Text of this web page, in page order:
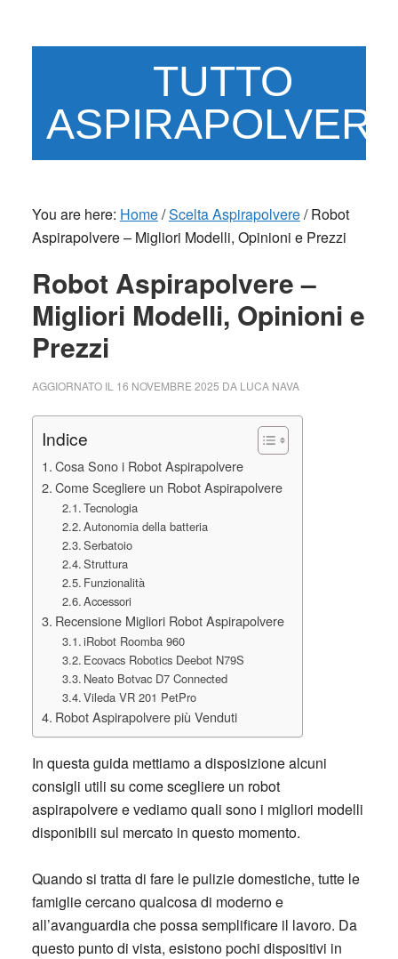
TUTTO
You are here: Home/Scelta Aspirapolvere/Robot
Aspirapolvere – Migliori Modelli, Opinioni e Prezzi
Robot Aspirapolvere –
Migliori Modelli, Opinioni e
Prezzi
AGGIORNATO IL 16 NOVEMBRE 2025 DA LUCA NAVA
Indice
Cosa Sono i Robot Aspirapolvere
Come Scegliere un Robot Aspirapolvere
Tecnologia
Autonomia della batteria
Serbatoio
Struttura
Funzionalità
Accessori
Recensione Migliori Robot Aspirapolvere
iRobot Roomba 960
Ecovacs Robotics Deebot N79S
Neato Botvac D7 Connected
Vileda VR 201 PetPro
Robot Aspirapolvere più Venduti
In questa guida mettiamo a disposizione alcuni
consigli utili su come scegliere un robot
aspirapolvere e vediamo quali sono i migliori modelli
disponibili sul mercato in questo momento.
Quando si tratta di fare le pulizie domestiche, tutte le
famiglie cercano qualcosa di moderno e
all’avanguardia che possa semplificare il lavoro. Da
questo punto di vista, esistono pochi dispositivi in